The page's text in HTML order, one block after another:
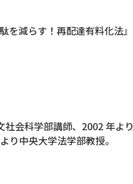
減らす！再配達有料化法』
会科学部講師、2002 年よ
り中央大学法学部教授。